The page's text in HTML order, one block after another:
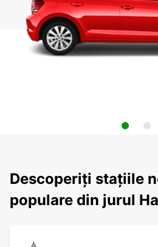
Descoperiți stațiile
populare din jurul